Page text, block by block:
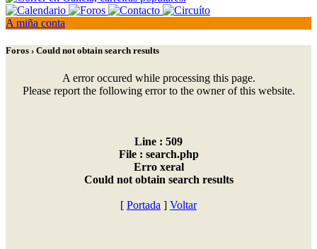
A miña conta
Foros › Could not obtain search results
A error occured while processing this page.
Please report the following error to the owner of this website.
Line : 509
File : search.php
Erro xeral
Could not obtain search results
[ Portada ] Voltar